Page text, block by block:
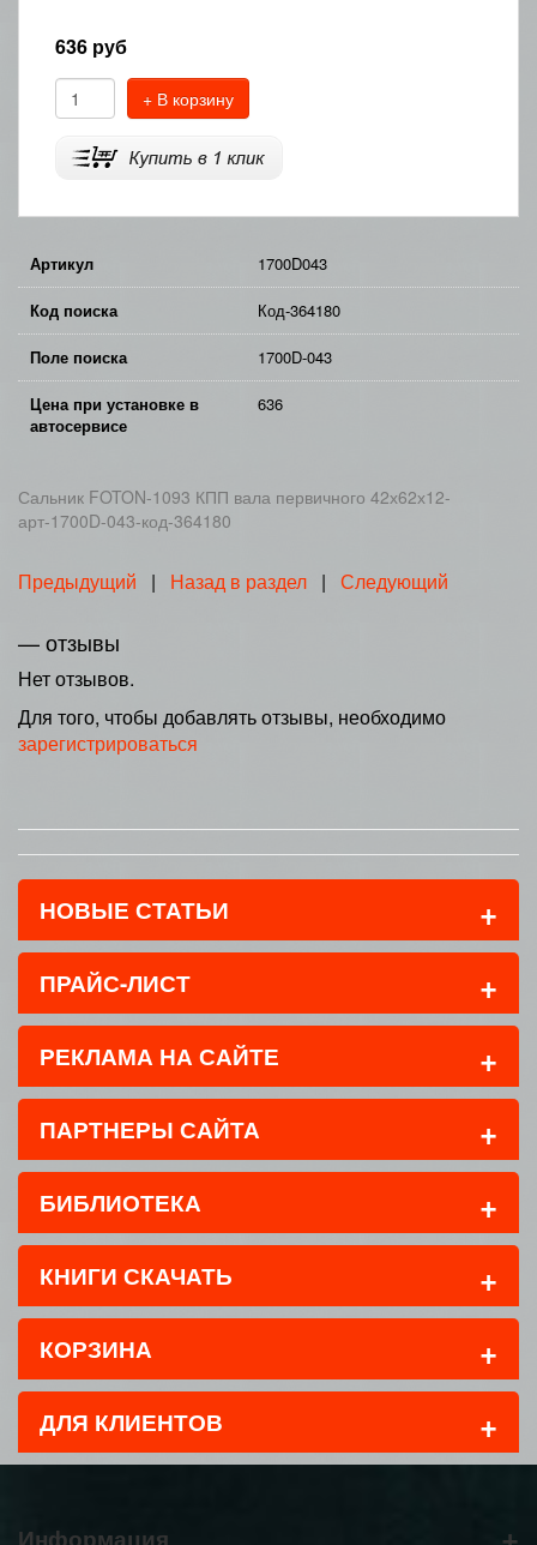
636 руб
+ В корзину
Артикул 1700D043
Код поиска Код-364180
Поле поиска 1700D-043
Цена при установке в
автосервисе
636
Сальник FOTON-1093 КПП вала первичного 42х62х12-
арт-1700D-043-код-364180
Предыдущий | Назад в раздел | Следующий
— отзывы
Нет отзывов.
Для того, чтобы добавлять отзывы, необходимо
зарегистрироваться
НОВЫЕ СТАТЬИ +
ПРАЙС-ЛИСТ +
РЕКЛАМА НА САЙТЕ +
ПАРТНЕРЫ САЙТА +
БИБЛИОТЕКА +
КНИГИ СКАЧАТЬ +
КОРЗИНА +
ДЛЯ КЛИЕНТОВ +
Информация